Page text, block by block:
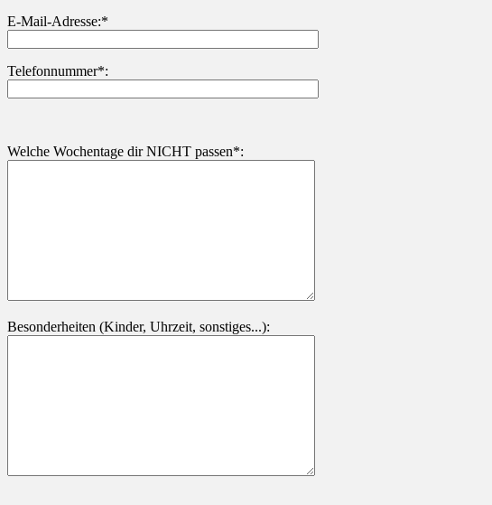
Bitte lasse dieses Feld leer.
E-Mail-Adresse:*
Telefonnummer*:
Welche Wochentage dir NICHT passen*:
Besonderheiten (Kinder, Uhrzeit, sonstiges...):